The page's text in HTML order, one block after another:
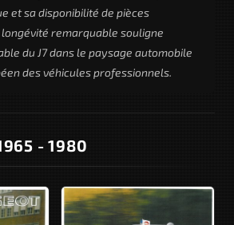
et sa disponibilité de pièces
remarquable souligne
du J7 dans le paysage automobile
des véhicules professionnels.
- 1980